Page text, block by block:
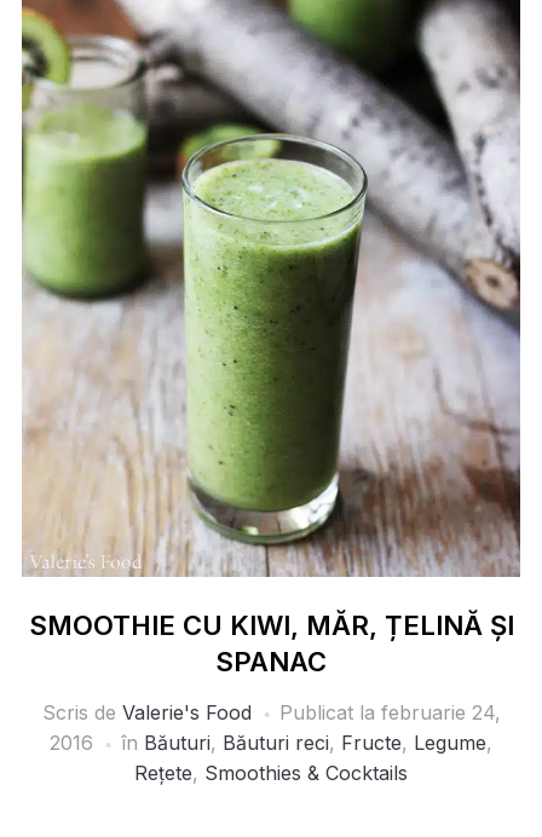
SMOOTHIE CU KIWI, MĂR, ȚELINĂ ȘI
SPANAC
Scris de Valerie's Food Publicat la februarie 24,
2016
în Băuturi, Băuturi reci, Fructe, Legume,
Rețete, Smoothies & Cocktails